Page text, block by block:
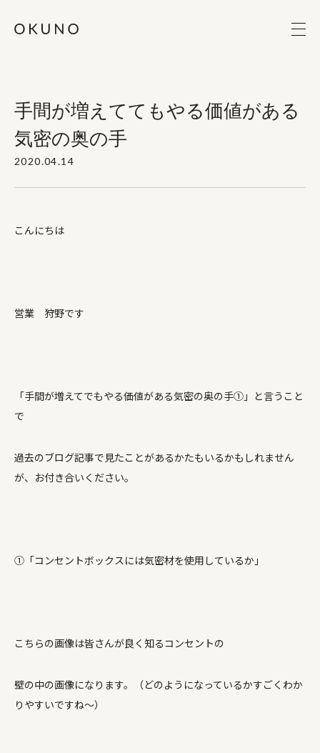
手間が増えててもやる価値がある
気密の奥の手
2020.04.14
こんにちは
営業 狩野です
「手間が増えてでもやる価値がある気密の奥の手①」と言うこと
で
過去のブログ記事で見たことがあるかたもいるかもしれません
が、お付き合いください。
①「コンセントボックスには気密材を使用しているか」
こちらの画像は皆さんが良く知るコンセントの
壁の中の画像になります。（どのようになっているかすごくわか
りやすいですね～）